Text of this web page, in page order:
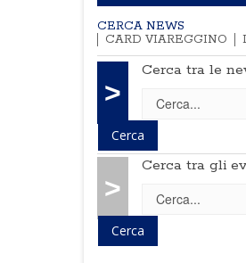
CERCA NEWS
CARD VIAREGGINO
>
Cerca tra le
>
Cerca tra gli